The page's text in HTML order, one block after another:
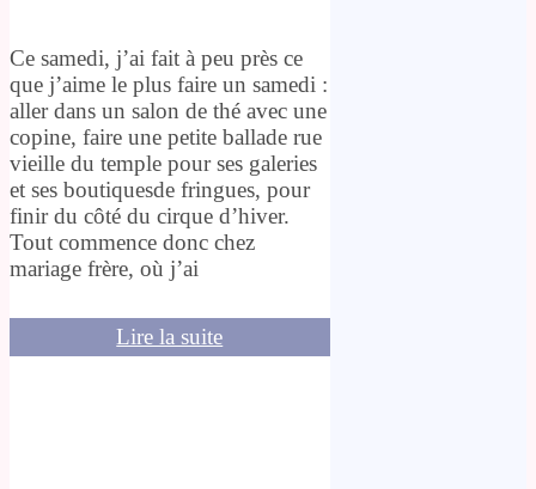
Ce samedi, j’ai fait à peu près ce
que j’aime le plus faire un samedi :
aller dans un salon de thé avec une
copine, faire une petite ballade rue
vieille du temple pour ses galeries
et ses boutiquesde fringues, pour
finir du côté du cirque d’hiver.
Tout commence donc chez
mariage frère, où j’ai
Lire la suite